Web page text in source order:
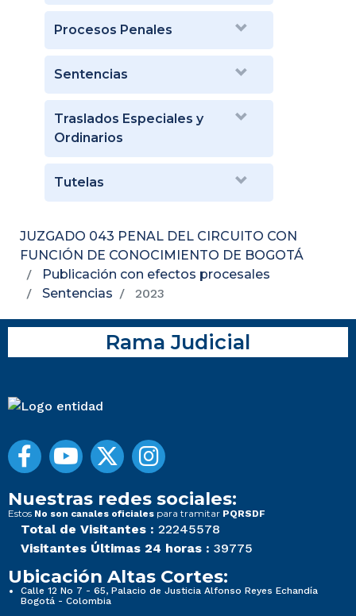
Procesos Penales
Sentencias
Traslados Especiales y
Ordinarios
Tutelas
JUZGADO 043 PENAL DEL CIRCUITO CON
FUNCIÓN DE CONOCIMIENTO DE BOGOTÁ
Publicación con efectos procesales
Sentencias
2023
Rama Judicial
Nuestras redes sociales:
Estos No son canales oficiales para tramitar PQRSDF
Total de Visitantes : 22245578
Visitantes Últimas 24 horas : 39775
Ubicación Altas Cortes:
Calle 12 No 7 - 65, Palacio de Justicia Alfonso Reyes Echandía
Bogotá - Colombia